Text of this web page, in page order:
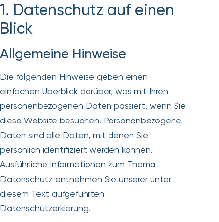
1. Datenschutz auf einen
Blick
Allgemeine Hinweise
Die folgenden Hinweise geben einen
einfachen Überblick darüber, was mit Ihren
personenbezogenen Daten passiert, wenn Sie
diese Website besuchen. Personenbezogene
Daten sind alle Daten, mit denen Sie
persönlich identifiziert werden können.
Ausführliche Informationen zum Thema
Datenschutz entnehmen Sie unserer unter
diesem Text aufgeführten
Datenschutzerklärung.